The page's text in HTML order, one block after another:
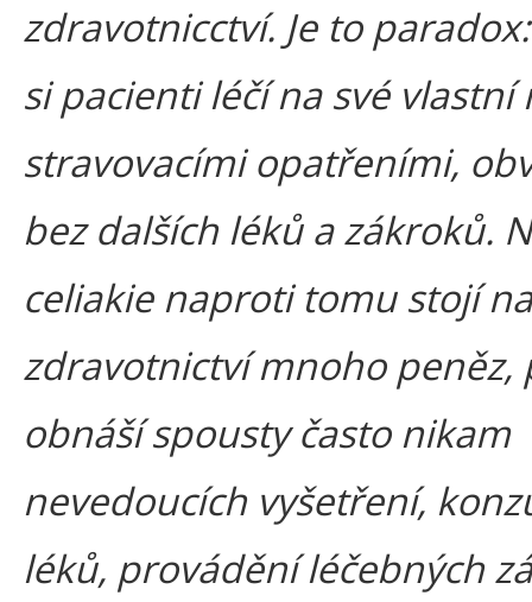
zdravotnicctví. Je to
si pacienti léčí na své vlastní
stravovacími opatřeními,
bez dalších léků a zákroků.
celiakie naproti tomu stojí
zdravotnictví mnoho peněz,
obnáší spousty často nikam
nevedoucích vyšetření,
léků, provádění léčebných